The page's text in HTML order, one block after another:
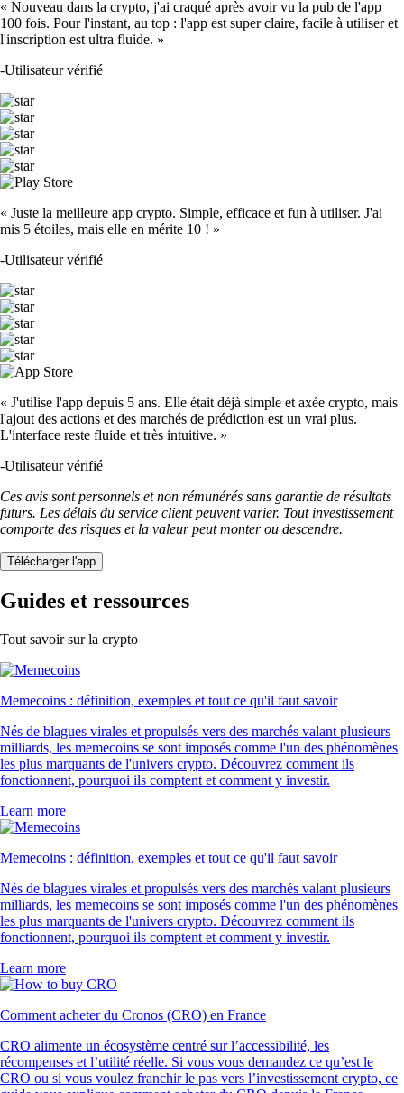
« Nouveau dans la crypto, j'ai craqué après avoir vu la pub de l'app
100 fois. Pour l'instant, au top : l'app est super claire, facile à utiliser et
l'inscription est ultra fluide. »
-Utilisateur vérifié
« Juste la meilleure app crypto. Simple, efficace et fun à utiliser. J'ai
mis 5 étoiles, mais elle en mérite 10 ! »
-Utilisateur vérifié
« J'utilise l'app depuis 5 ans. Elle était déjà simple et axée crypto, mais
l'ajout des actions et des marchés de prédiction est un vrai plus.
L'interface reste fluide et très intuitive. »
-Utilisateur vérifié
Ces avis sont personnels et non rémunérés sans garantie de résultats
futurs. Les délais du service client peuvent varier. Tout investissement
comporte des risques et la valeur peut monter ou descendre.
Télécharger l'app
Guides et ressources
Tout savoir sur la crypto
Memecoins : définition, exemples et tout ce qu'il faut savoir
Nés de blagues virales et propulsés vers des marchés valant plusieurs
milliards, les memecoins se sont imposés comme l'un des phénomènes
les plus marquants de l'univers crypto. Découvrez comment ils
fonctionnent, pourquoi ils comptent et comment y investir.
Learn more
Memecoins : définition, exemples et tout ce qu'il faut savoir
Nés de blagues virales et propulsés vers des marchés valant plusieurs
milliards, les memecoins se sont imposés comme l'un des phénomènes
les plus marquants de l'univers crypto. Découvrez comment ils
fonctionnent, pourquoi ils comptent et comment y investir.
Learn more
Comment acheter du Cronos (CRO) en France
CRO alimente un écosystème centré sur l’accessibilité, les
récompenses et l’utilité réelle. Si vous vous demandez ce qu’est le
CRO ou si vous voulez franchir le pas vers l’investissement crypto, ce